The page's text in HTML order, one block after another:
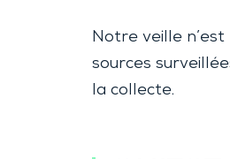
Notre veille
sources
la collecte.